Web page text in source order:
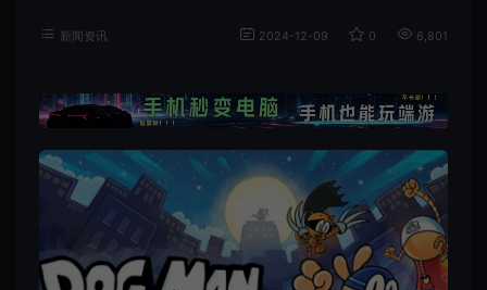
新闻资讯 2024-12-09 0 6,801